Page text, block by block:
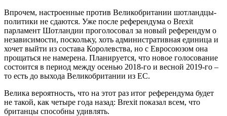
Впрочем, настроенные против Великобритании шотландцы-
политики не сдаются. Уже после референдума о Brexit
парламент Шотландии проголосовал за новый референдум о
независимости, поскольку, хоть административная единица и
хочет выйти из состава Королевства, но с Евросоюзом она
прощаться не намерена. Планируется, что новое голосование
состоится в период между осенью 2018-го и весной 2019-го –
то есть до выхода Великобритании из ЕС.
Велика вероятность, что на этот раз итог референдума будет
не такой, как четыре года назад: Brexit показал всем, что
британцы способны удивлять.